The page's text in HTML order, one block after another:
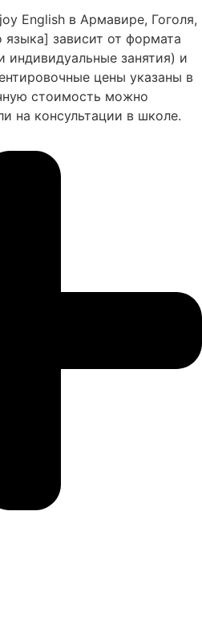
English в Армавире, Гоголя,
языка] зависит от формата
индивидуальные занятия) и
цены указаны в
стоимость можно
на консультации в школе.